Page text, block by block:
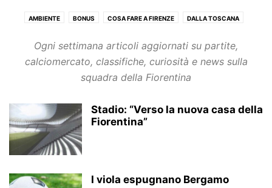
AMBIENTE BONUS COSA FARE A FIRENZE DALLA TOSCANA
FIRENZE CURIOSITÀ E LEGGENDE FIRENZE GRATIS GALLERIE
IL COMMENTO IL REPORTER LUNGARNO
RISTORANTI, CIBO E RICETTE SALUTE SEZIONI
Ogni settimana articoli aggiornati su partite,
calciomercato, classifiche, curiosità e news sulla
squadra della Fiorentina
Stadio: “Verso la nuova casa della
Fiorentina”
I viola espugnano Bergamo